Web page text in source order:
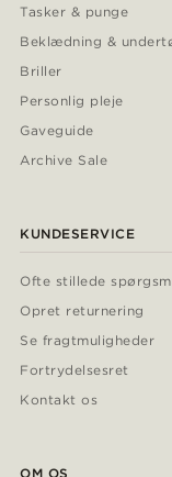
Tasker & punge
Beklædning &
Briller
Personlig pleje
Gaveguide
Archive Sale
KUNDESERVICE
Ofte stillede
Opret returnering
Se fragtmuligheder
Fortrydelsesret
Kontakt os
OM OS